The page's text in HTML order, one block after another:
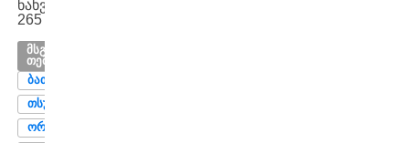
ნახვები:
265
ᲛᲡᲒᲐᲕᲡᲘ
ᲗᲔᲛᲔᲑᲘ
ᲑᲐᲗᲣᲛᲘ
ᲗᲡᲣ
ᲝᲠᲑᲘ